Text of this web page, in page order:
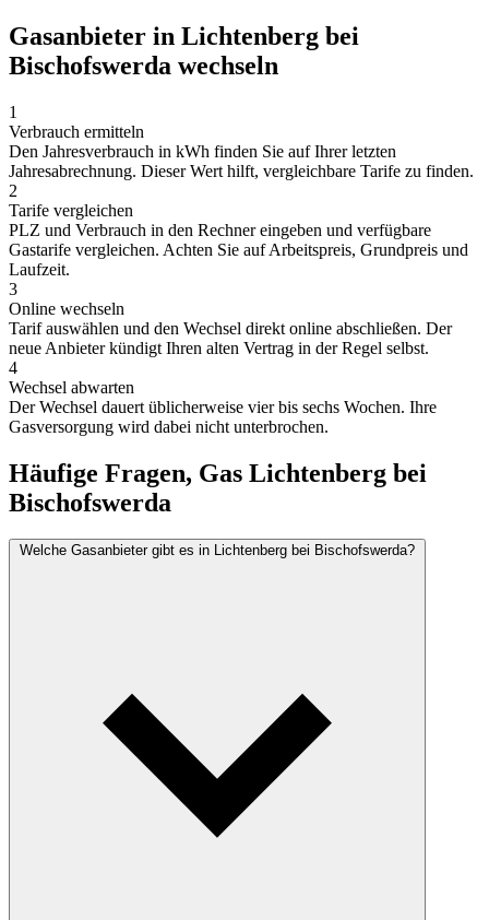
Gasanbieter in Lichtenberg bei
Bischofswerda wechseln
1
Verbrauch ermitteln
Den Jahresverbrauch in kWh finden Sie auf Ihrer letzten
Jahresabrechnung. Dieser Wert hilft, vergleichbare Tarife zu finden.
2
Tarife vergleichen
PLZ und Verbrauch in den Rechner eingeben und verfügbare
Gastarife vergleichen. Achten Sie auf Arbeitspreis, Grundpreis und
Laufzeit.
3
Online wechseln
Tarif auswählen und den Wechsel direkt online abschließen. Der
neue Anbieter kündigt Ihren alten Vertrag in der Regel selbst.
4
Wechsel abwarten
Der Wechsel dauert üblicherweise vier bis sechs Wochen. Ihre
Gasversorgung wird dabei nicht unterbrochen.
Häufige Fragen, Gas Lichtenberg bei
Bischofswerda
Welche Gasanbieter gibt es in Lichtenberg bei Bischofswerda?